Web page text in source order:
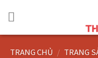
TRANG CHỦ / TRANG